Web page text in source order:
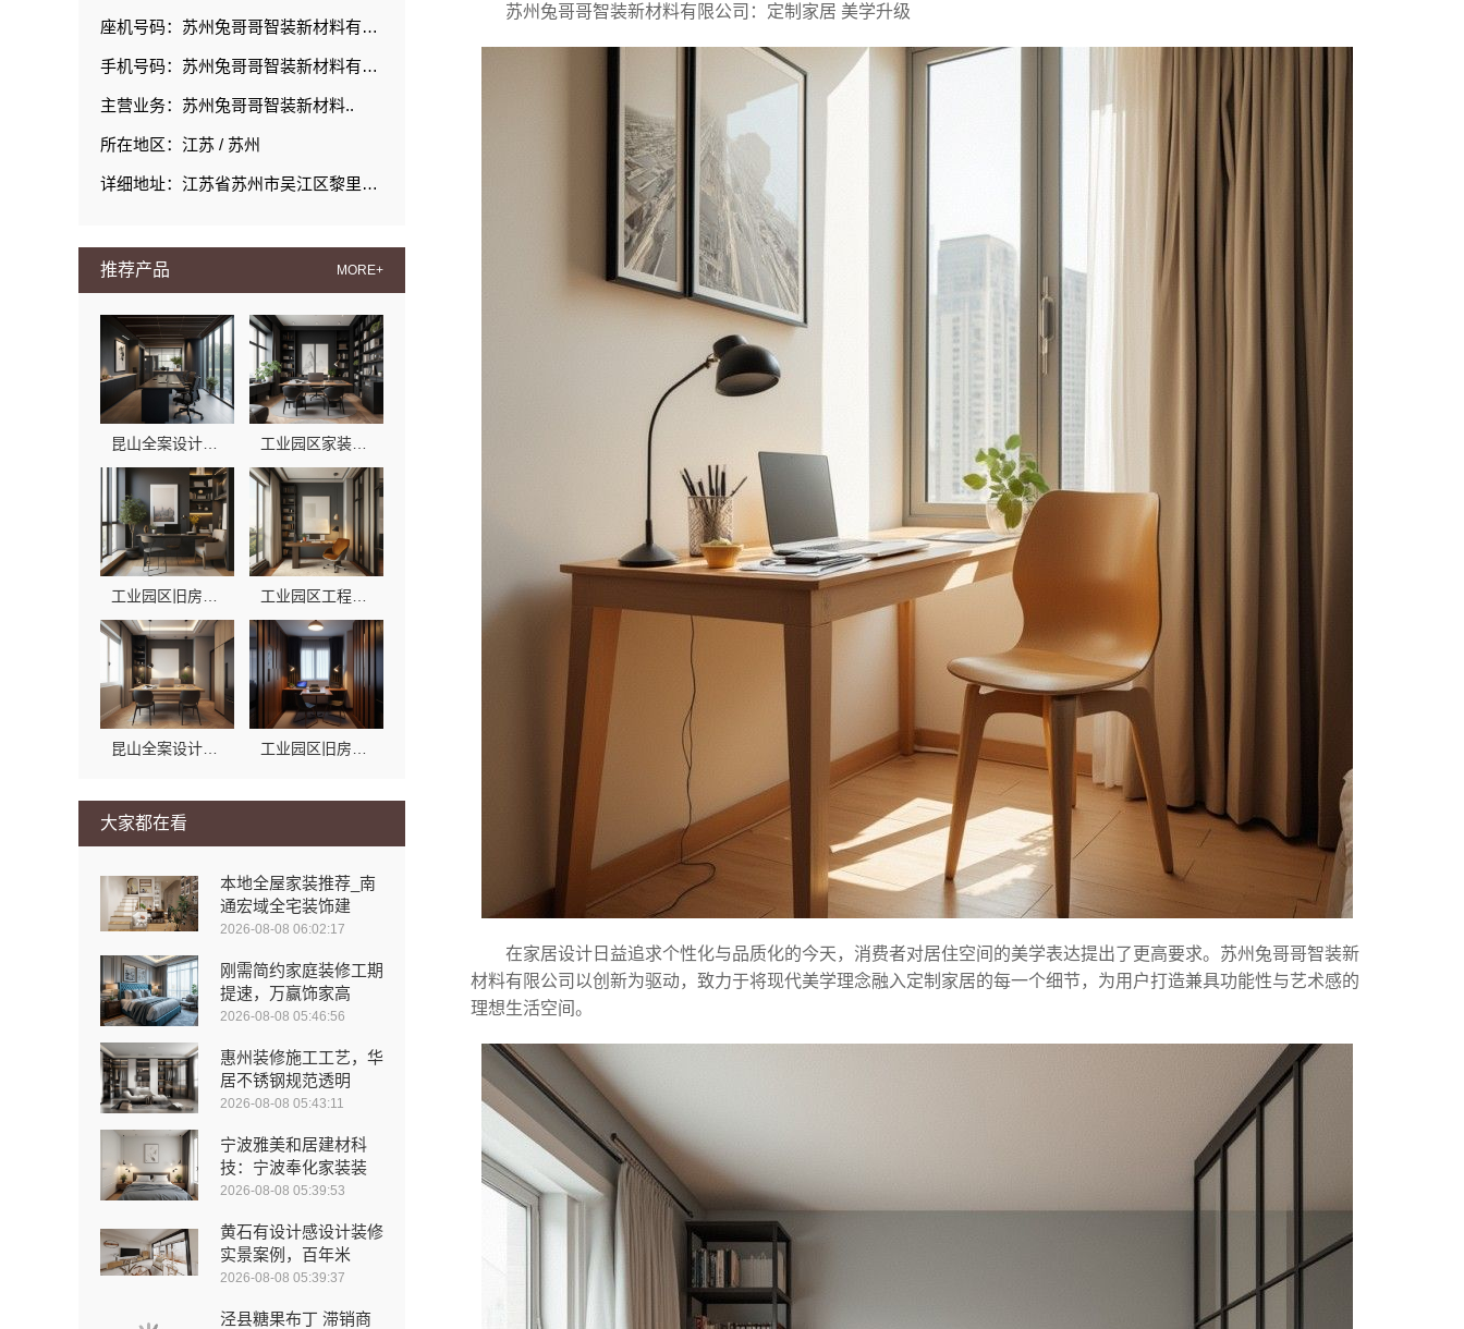
座机号码：苏州兔哥哥智装新材料有限公司
手机号码：苏州兔哥哥智装新材料有限公司
主营业务：苏州兔哥哥智装新材料..
所在地区：江苏 / 苏州
详细地址：江苏省苏州市吴江区黎里镇丹玲圩路19号
推荐产品 MORE+
大家都在看
本地全屋家装推荐_南
通宏域全宅装饰建
2026-08-08 06:02:17
刚需简约家庭装修工期
提速，万赢饰家高
2026-08-08 05:46:56
惠州装修施工工艺，华
居不锈钢规范透明
2026-08-08 05:43:11
宁波雅美和居建材科
技：宁波奉化家装装
2026-08-08 05:39:53
黄石有设计感设计装修
实景案例，百年米
2026-08-08 05:39:37
泾县糖果布丁 滞销商
苏州兔哥哥智装新材料有限公司：定制家居 美学升级
在家居设计日益追求个性化与品质化的今天，消费者对居住空间的美学表达提出了更高要求。苏州兔哥哥智装新
材料有限公司以创新为驱动，致力于将现代美学理念融入定制家居的每一个细节，为用户打造兼具功能性与艺术感的
理想生活空间。